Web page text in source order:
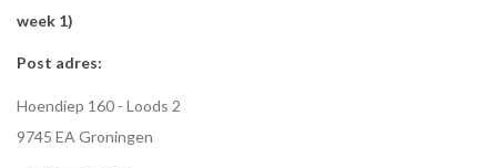
week 1)
Post adres:
Hoendiep 160 - Loods 2
9745 EA Groningen